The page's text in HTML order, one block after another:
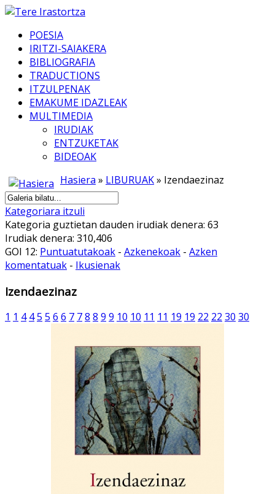
POESIA
IRITZI-SAIAKERA
BIBLIOGRAFIA
TRADUCTIONS
ITZULPENAK
EMAKUME IDAZLEAK
MULTIMEDIA
IRUDIAK
ENTZUKETAK
BIDEOAK
Hasiera » LIBURUAK» Izendaezinaz
Kategoriara itzuli
Kategoria guztietan dauden irudiak denera: 63
Irudiak denera: 310,406
GOI 12: Puntuatutakoak - Azkenekoak - Azken
komentatuak - Ikusienak
Izendaezinaz
1 1 4 45 5 6 6 7 78 8 9 9 10 10 11 11 19 19 22 22 30 30